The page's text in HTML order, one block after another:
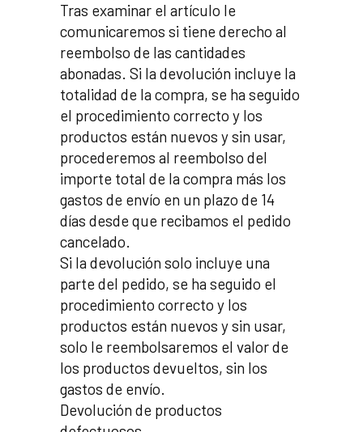
Tras examinar el artículo le
comunicaremos si tiene derecho al
reembolso de las cantidades
abonadas. Si la devolución incluye la
totalidad de la compra, se ha seguido
el procedimiento correcto y los
productos están nuevos y sin usar,
procederemos al reembolso del
importe total de la compra más los
gastos de envío en un plazo de 14
días desde que recibamos el pedido
cancelado.
Si la devolución solo incluye una
parte del pedido, se ha seguido el
procedimiento correcto y los
productos están nuevos y sin usar,
solo le reembolsaremos el valor de
los productos devueltos, sin los
gastos de envío.
Devolución de productos